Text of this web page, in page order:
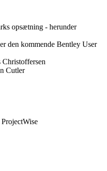
opsætning - herunder
den kommende Bentley User
Cutler